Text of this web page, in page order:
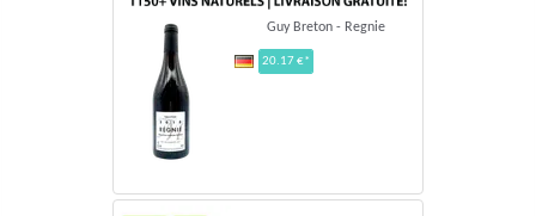
Guy Breton - Regnie
20.17 €*